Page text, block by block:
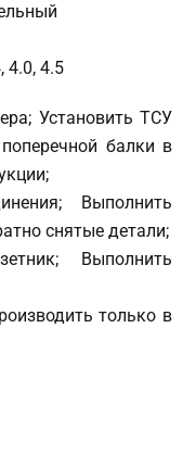
4.0, 4.5
Установить ТСУ
балки в
Выполнить
снятые детали;
Выполнить
только в